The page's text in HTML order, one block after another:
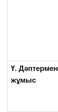
Ү. Дәптермен
жұмыс